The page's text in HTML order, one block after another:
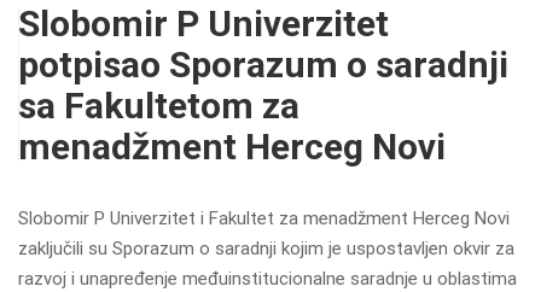
Slobomir P Univerzitet
potpisao Sporazum o saradnji
sa Fakultetom za
menadžment Herceg Novi
Slobomir P Univerzitet i Fakultet za menadžment Herceg Novi
zaključili su Sporazum o saradnji kojim je uspostavljen okvir za
razvoj i unapređenje međuinstitucionalne saradnje u oblastima